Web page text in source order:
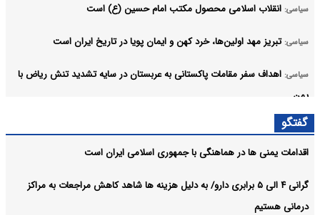
سیاسی: انقلاب اسلامی محصول مکتب امام حسین (ع) است
سیاسی: تبریز مهد اولین‌ها، خرد کهن و ایمان پویا در تاریخ ایران است
سیاسی: اهداف سفر مقامات پاکستانی به عربستان در سایه تشدید تنش ریاض با
یمن
گفتگو
اقدامات یمنی ها در هماهنگی با جمهوری اسلامی ایران است
گرانی ۴ الی ۵ برابری دارو/ به دلیل هزینه ها شاهد کاهش مراجعات به مراکز
درمانی هستیم